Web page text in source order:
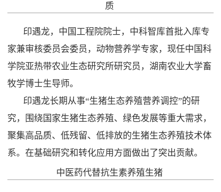
质
印遇龙，中国工程院院士，中科智库首批入库专
家兼审核委员会委员，动物营养学专家，现任中国科
学院亚热带农业生态研究所研究员，湖南农业大学畜
牧学博士生导师。
印遇龙长期从事“生猪生态养殖营养调控”的研
究，围绕国家生猪生态养殖、绿色发展等重大需求，
聚集高品质、低残留、低排放的生猪生态养殖技术体
系。在基础研究和转化应用方面做出了突出贡献。
中医药代替抗生素养殖生猪